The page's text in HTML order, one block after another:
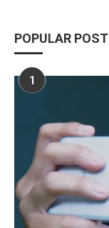
POPULAR
1